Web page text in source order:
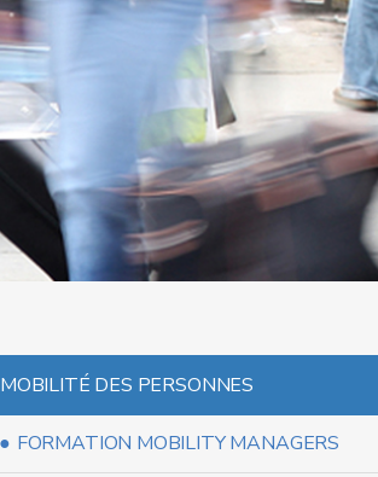
MOBILITÉ DES PERSONNES
FORMATION MOBILITY MANAGERS